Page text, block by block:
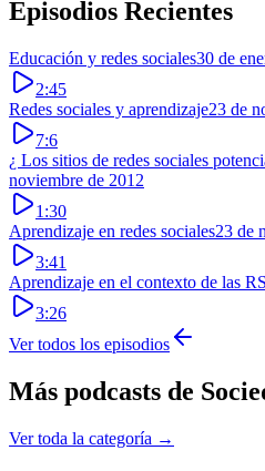
Episodios Recientes
Educación y redes sociales30 de
2:45
Redes sociales y aprendizaje23 de
7:6
¿ Los sitios de redes sociales
noviembre de 2012
1:30
Aprendizaje en redes sociales23 de
3:41
Aprendizaje en el contexto de las RS
3:26
Ver todos los episodios
Más podcasts de
Ver toda la categoría →